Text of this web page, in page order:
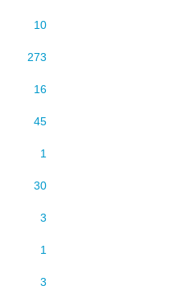
10
273
16
45
1
30
3
1
3